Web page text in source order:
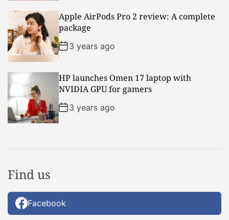
Apple AirPods Pro 2 review: A complete
package
3 years ago
HP launches Omen 17 laptop with
NVIDIA GPU for gamers
3 years ago
Find us
Facebook